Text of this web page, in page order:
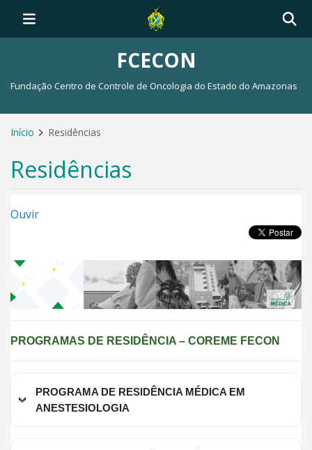
FCECON
Fundação Centro de Controle de Oncologia do Estado do Amazonas
Início Residências
Residências
Ouvir
PROGRAMAS DE RESIDÊNCIA – COREME FECON
PROGRAMA DE RESIDÊNCIA MÉDICA EM
ANESTESIOLOGIA